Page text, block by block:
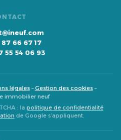
87 66 67 17
55 54 06 93
légales–Gestion des cookies–
immobilier neuf
: la politique de confidentialité
de Google s’appliquent.